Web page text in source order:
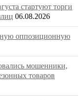
стартуют торги
06.08.2026
оппозиционную
мошенники,
товаров